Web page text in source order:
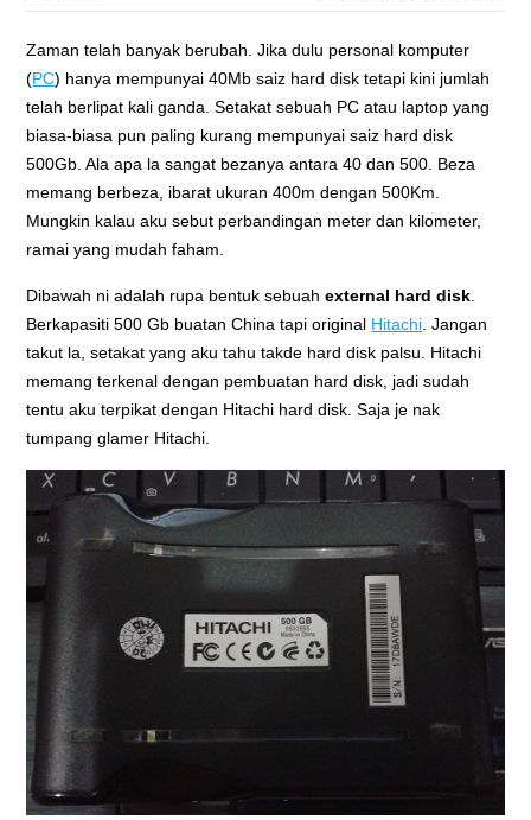
Zaman telah banyak berubah. Jika dulu personal komputer
(PC) hanya mempunyai 40Mb saiz hard disk tetapi kini jumlah
telah berlipat kali ganda. Setakat sebuah PC atau laptop yang
biasa-biasa pun paling kurang mempunyai saiz hard disk
500Gb. Ala apa la sangat bezanya antara 40 dan 500. Beza
memang berbeza, ibarat ukuran 400m dengan 500Km.
Mungkin kalau aku sebut perbandingan meter dan kilometer,
ramai yang mudah faham.
Dibawah ni adalah rupa bentuk sebuahexternal hard disk
Berkapasiti 500 Gb buatan China tapi original Hitachi . Jangan
takut la, setakat yang aku tahu takde hard disk palsu. Hitachi
memang terkenal dengan pembuatan hard disk, jadi sudah
tentu aku terpikat dengan Hitachi hard disk. Saja je nak
tumpang glamer Hitachi.